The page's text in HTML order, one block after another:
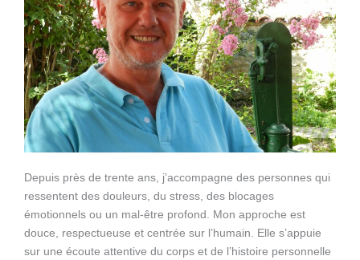
Depuis près de trente ans, j’accompagne des personnes qui
ressentent des douleurs, du stress, des blocages
émotionnels ou un mal-être profond. Mon approche est
douce, respectueuse et centrée sur l’humain. Elle s’appuie
sur une écoute attentive du corps et de l’histoire personnelle